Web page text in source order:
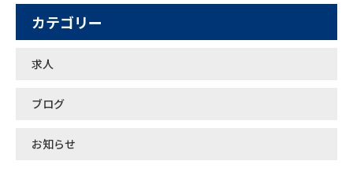
カテゴリー
求人
ブログ
お知らせ